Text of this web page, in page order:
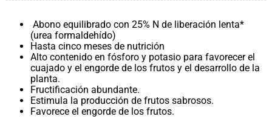
Abono equilibrado con 25% N de liberación lenta*
(urea formaldehído)
Hasta cinco meses de nutrición
Alto contenido en fósforo y potasio para favorecer el
cuajado y el engorde de los frutos y el desarrollo de la
planta.
Fructificación abundante.
Estimula la producción de frutos sabrosos.
Favorece el engorde de los frutos.